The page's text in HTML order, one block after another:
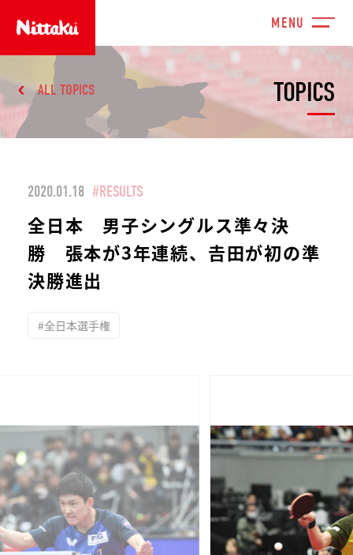
TOPICS
ALL TOPICS
2020.01.18 #RESULTS
全日本 男子シングルス準々決
勝 張本が3年連続、𠮷田が初の準
決勝進出
#全日本選手権